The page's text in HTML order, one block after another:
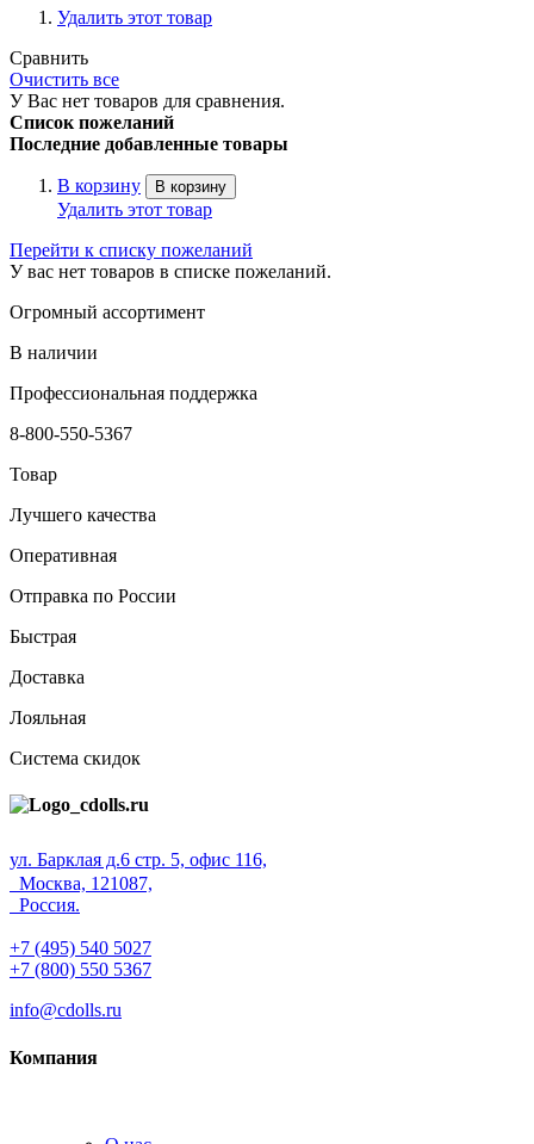
Удалить этот товар
Сравнить
Очистить все
У Вас нет товаров для сравнения.
Список пожеланий
Последние добавленные товары
В корзину В корзину
Удалить этот товар
Перейти к списку пожеланий
У вас нет товаров в списке пожеланий.
Огромный ассортимент
В наличии
Профессиональная поддержка
8-800-550-5367
Товар
Лучшего качества
Оперативная
Отправка по России
Быстрая
Доставка
Лояльная
Система скидок
ул. Барклая д.6 стр. 5, офис 116,
Москва, 121087,
Россия.
+7 (495) 540 5027
+7 (800) 550 5367
info@cdolls.ru
Компания